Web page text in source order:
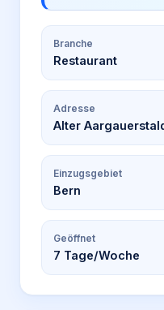
Branche
Restaurant
Adresse
Alter
Einzugsgebiet
Bern
Geöffnet
7 Tage/Woche